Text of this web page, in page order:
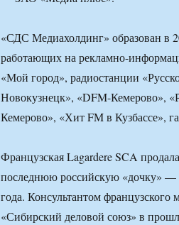
«СДС Медиахолдинг» образован в
работающих на рекламно-
«Мой город», радиостанции
Новокузнецк», «DFM-Кемерово»,
Кемерово», «Хит FM в Кузбассе»,
Французская Lagardere SCA
последнюю российскую «дочку» —
года. Консультантом французского
«Сибирский деловой союз» в